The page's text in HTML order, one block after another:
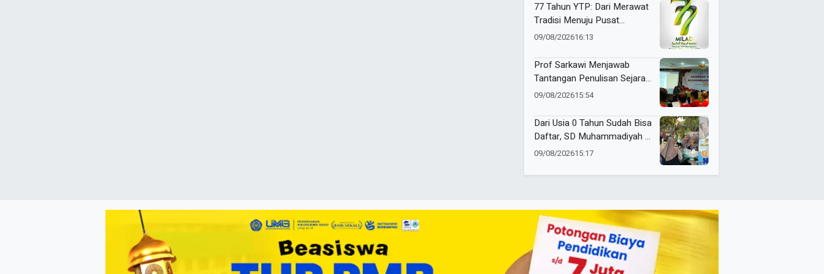
77 Tahun YTP: Dari Merawat
Tradisi Menuju Pusat
Peradaban
09/08/202616:13
Prof Sarkawi Menjawab
Tantangan Penulisan Sejarah
Lokal Muhammadiyah
09/08/202615:54
Dari Usia 0 Tahun Sudah Bisa
Daftar, SD Muhammadiyah 8
Tulangan Gencarkan SPMB
09/08/202615:17